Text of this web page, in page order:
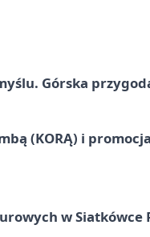
Górska
(KORĄ) i
w Siatkówce